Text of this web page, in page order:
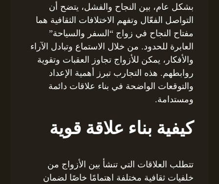
بشكل عام، بين النجاح والفشل، يتضح أن
التواصل الفعّال وتفهم الاختلافات الثقافية هما
مفتاح النجاح في زواج “السفر والسياحة”
العابرة للحدود. من خلال الاستماع وتبادل الآراء
والأفكار، يمكن للأزواج تجاوز العقبات وتقوية
روابطهم. هذه التجارب تبرز أهمية الإعداد
والتوقعات الواضحة في بناء علاقات دائمة
ومستدامة.
كيفية بناء علاقة قوية
تتطلب العلاقات التي تنشأ بين الأزواج من
خلفيات ثقافية مختلفة اهتمامًا خاصًا لضمان